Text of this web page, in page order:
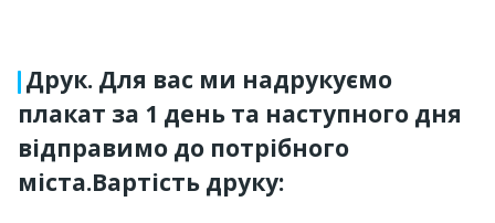
Друк. Для вас ми надрукуємо
плакат за 1 день та наступного дня
відправимо до потрібного
міста.Вартість друку: